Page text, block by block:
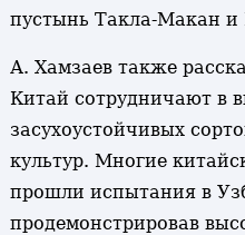
пустынь Такла-Макан и
А. Хамзаев также
Китай сотрудничают в
засухоустойчивых
культур. Многие
прошли испытания в
продемонстрировав